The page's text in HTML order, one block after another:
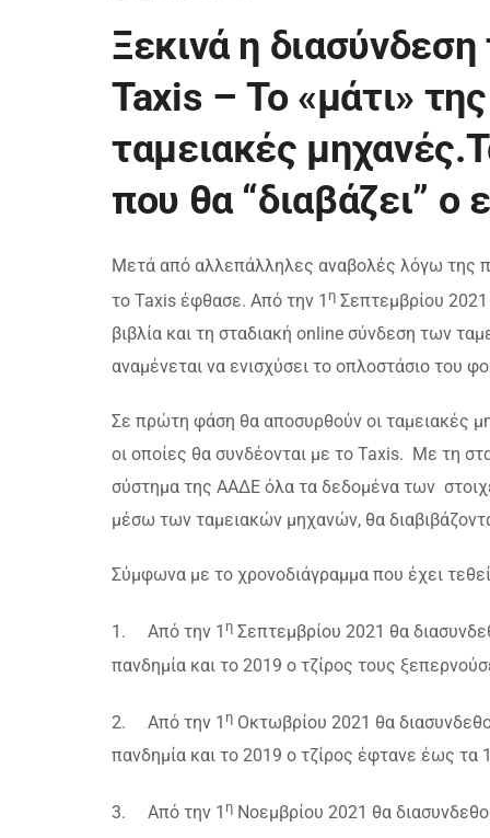
Ξεκινά η
Taxis – Το «μάτι»
ταμειακές
που θα “διαβάζει” ο
Μετά από αλλεπάλληλες αναβολές λόγω της
το Taxis έφθασε. Από την 1 η Σεπτεμβρίου
βιβλία και τη σταδιακή οnline σύνδεση των
αναμένεται να ενισχύσει το οπλοστάσιο του
Σε πρώτη φάση θα αποσυρθούν οι ταμειακές
οι οποίες θα συνδέονται με το Taxis. Με τη
σύστημα της ΑΑΔΕ όλα τα δεδομένα των
μέσω των ταμειακών μηχανών, θα
Σύμφωνα με το χρονοδιάγραμμα που έχει
1. Από την 1 η Σεπτεμβρίου 2021 θα
πανδημία και το 2019 ο τζίρος τους
2. Από την 1 η Οκτωβρίου 2021 θα
πανδημία και το 2019 ο τζίρος έφτανε έως τα
3. Από την 1 η Νοεμβρίου 2021 θα